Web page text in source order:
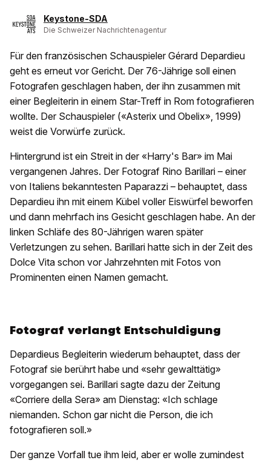
Keystone-SDA
Die Schweizer Nachrichtenagentur
Für den französischen Schauspieler Gérard Depardieu
geht es erneut vor Gericht. Der 76-Jährige soll einen
Fotografen geschlagen haben, der ihn zusammen mit
einer Begleiterin in einem Star-Treff in Rom fotografieren
wollte. Der Schauspieler («Asterix und Obelix», 1999)
weist die Vorwürfe zurück.
Hintergrund ist ein Streit in der «Harry's Bar» im Mai
vergangenen Jahres. Der Fotograf Rino Barillari – einer
von Italiens bekanntesten Paparazzi – behauptet, dass
Depardieu ihn mit einem Kübel voller Eiswürfel beworfen
und dann mehrfach ins Gesicht geschlagen habe. An der
linken Schläfe des 80-Jährigen waren später
Verletzungen zu sehen. Barillari hatte sich in der Zeit des
Dolce Vita schon vor Jahrzehnten mit Fotos von
Prominenten einen Namen gemacht.
Fotograf verlangt Entschuldigung
Depardieus Begleiterin wiederum behauptet, dass der
Fotograf sie berührt habe und «sehr gewalttätig»
vorgegangen sei. Barillari sagte dazu der Zeitung
«Corriere della Sera» am Dienstag: «Ich schlage
niemanden. Schon gar nicht die Person, die ich
fotografieren soll.»
Der ganze Vorfall tue ihm leid, aber er wolle zumindest